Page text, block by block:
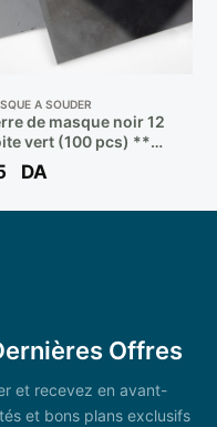
A SOUDER
de masque noir 12
vert (100 pcs) **
DA
Offres
et recevez en avant-
et bons plans exclusifs